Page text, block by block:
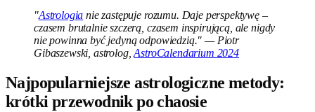
"Astrologia nie zastępuje rozumu. Daje perspektywę –
czasem brutalnie szczerą, czasem inspirującą, ale nigdy
nie powinna być jedyną odpowiedzią." — Piotr
Gibaszewski, astrolog,AstroCalendarium 2024
Najpopularniejsze astrologiczne metody:
krótki przewodnik po chaosie